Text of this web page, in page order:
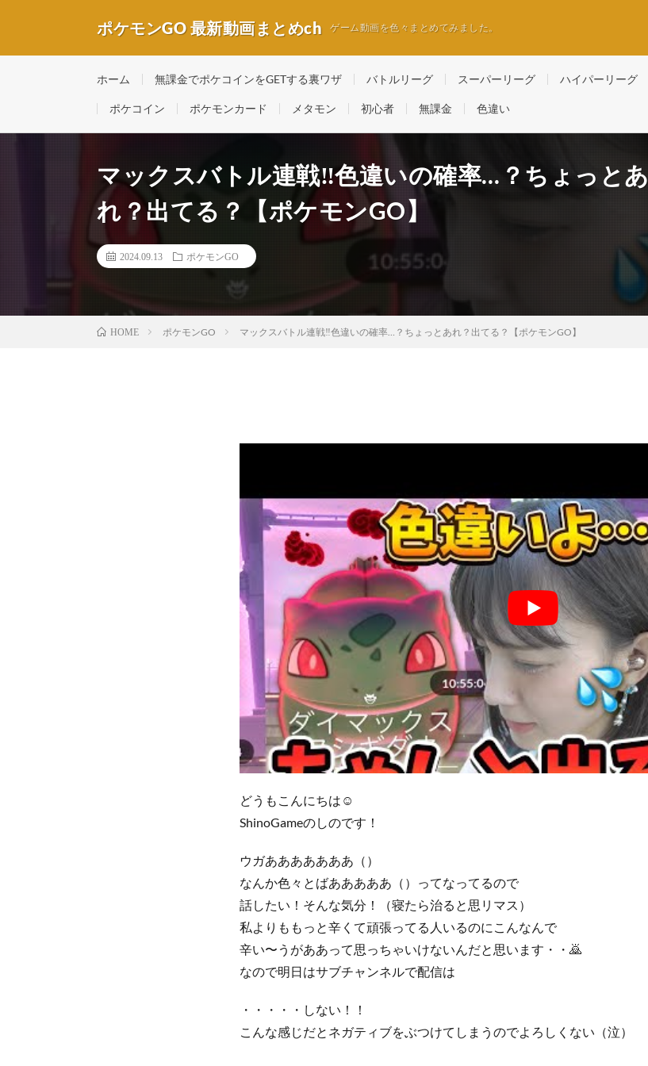
ポケモンGO 最新動画まとめch ゲーム動画を色々まとめてみました。
ホーム 無課金でポケコインをGETする裏ワザ バトルリーグ スーパーリーグ ハイパーリーグ
ポケコイン ポケモンカード メタモン 初心者 無課金 色違い
マックスバトル連戦‼️色違いの確率…？ちょっとあ
れ？出てる？【ポケモンGO】
2024.09.13 ポケモンGO
HOME ポケモンGO マックスバトル連戦‼️色違いの確率…？ちょっとあれ？出てる？【ポケモンGO】
どうもこんにちは☺
ShinoGameのしのです！
ウガあああああああ（）
なんか色々とばあああああ（）ってなってるので
話したい！そんな気分！（寝たら治ると思リマス）
私よりももっと辛くて頑張ってる人いるのにこんなんで
辛い〜うがああって思っちゃいけないんだと思います・・🙇
なので明日はサブチャンネルで配信は
・・・・・しない！！
こんな感じだとネガティブをぶつけてしまうのでよろしくない（泣）